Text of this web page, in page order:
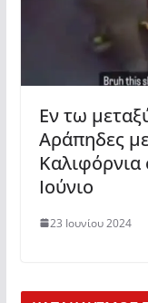
Εν τω
Αράπηδες
Ιούνιο
23 Ιουνίου 2024